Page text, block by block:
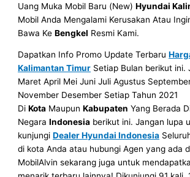
Uang Muka Mobil Baru (New)Hyundai
Mobil Anda Mengalami Kerusakan Atau
Bawa KeBengkel Resmi Kami.
Dapatkan Info Promo Update Terbaru
Kalimantan Timur Setiap Bulan berikut ini.
Maret April Mei Juni Juli Agustus
November Desember Setiap Tahun 2021
DiKota MaupunKabupaten Yang Berada
NegaraIndonesia berikut ini. Jangan lupa
kunjungiDealer Hyundai Indonesia
di kota Anda atau hubungi Agen yang ada
MobilAlvin sekarang juga untuk